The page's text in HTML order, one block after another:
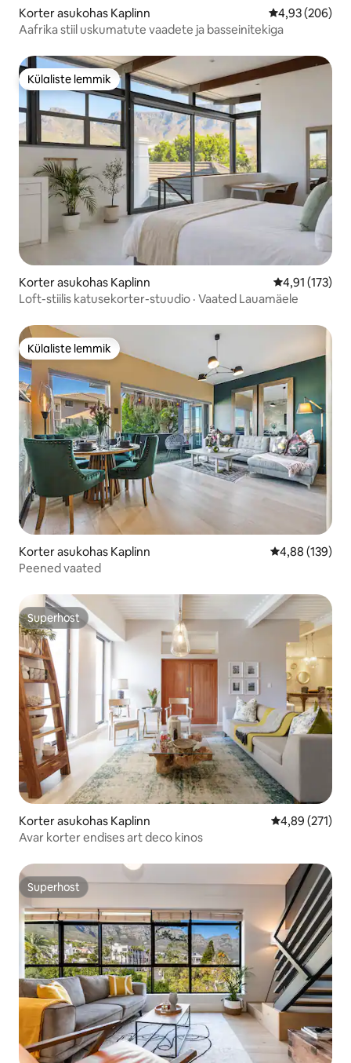
Korter asukohas Kaplinn Keskmine
4,93 (206)
Aafrika stiil uskumatute vaadete ja basseinitekiga
Külaliste lemmik
Külaliste lemmik
Korter asukohas Kaplinn Keskmine
4,91 (173)
Loft-stiilis katusekorter-stuudio · Vaated Lauamäele
Külaliste lemmik
Külaliste lemmik
Korter asukohas Kaplinn Keskmine
4,88 (139)
Peened vaated
Superhost
Superhost
Korter asukohas Kaplinn Keskmine
4,89 (271)
Avar korter endises art deco kinos
Superhost
Superhost